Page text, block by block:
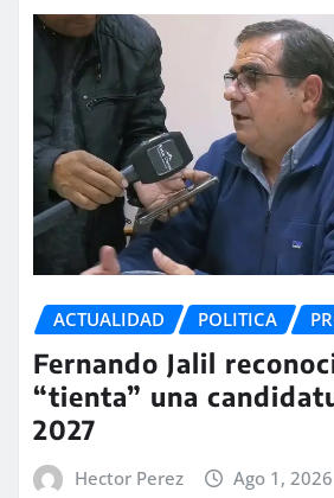
ACTUALIDAD POLITICA
Fernando Jalil
“tienta” una
2027
Hector Perez Ago 1, 2026